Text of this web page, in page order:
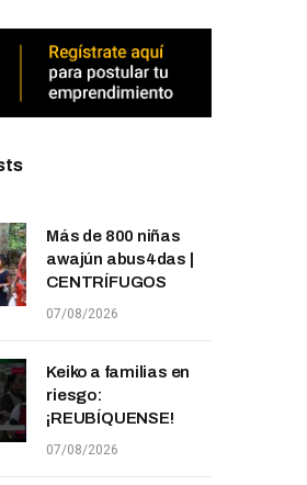
Más de 800 niñas
awajún abus4das |
CENTRÍFUGOS
07/08/2026
Keiko a familias en
riesgo:
¡REUBÍQUENSE!
07/08/2026